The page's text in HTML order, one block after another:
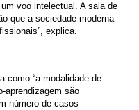
voo intelectual. A sala de
que a sociedade moderna
explica.
como “a modalidade de
aprendizagem são
número de casos